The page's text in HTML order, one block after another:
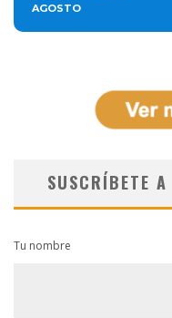
AGOSTO
SUSCRÍBETE A
Tu nombre